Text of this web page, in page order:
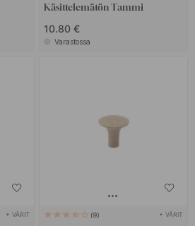
Käsittelemätön Tammi
10.80 €
Varastossa
+ VÄRIT 9 + VÄRIT